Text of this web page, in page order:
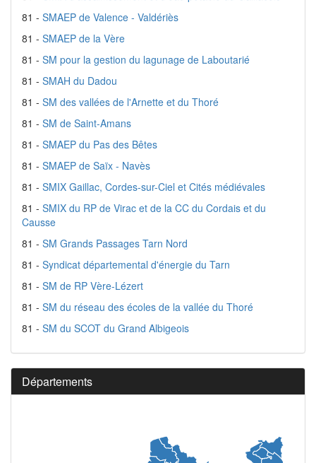
81 - SMAEP de Valence - Valdériès
81 - SMAEP de la Vère
81 - SM pour la gestion du lagunage de Laboutarié
81 - SMAH du Dadou
81 - SM des vallées de l'Arnette et du Thoré
81 - SM de Saint-Amans
81 - SMAEP du Pas des Bêtes
81 - SMAEP de Saïx - Navès
81 - SMIX Gaillac, Cordes-sur-Ciel et Cités médiévales
81 - SMIX du RP de Virac et de la CC du Cordais et du
Causse
81 - SM Grands Passages Tarn Nord
81 - Syndicat départemental d'énergie du Tarn
81 - SM de RP Vère-Lézert
81 - SM du réseau des écoles de la vallée du Thoré
81 - SM du SCOT du Grand Albigeois
Départements